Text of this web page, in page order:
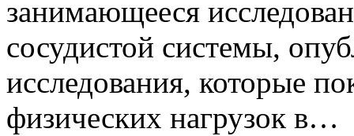
занимающееся
сосудистой системы,
исследования, которые
физических нагрузок в…